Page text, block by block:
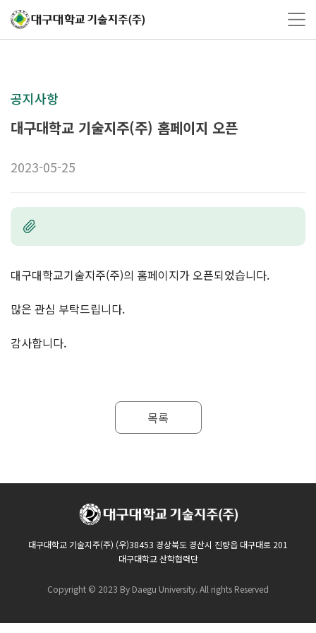
공지사항
대구대학교 기술지주(주) 홈페이지 오픈
2023-05-25
대구대학교기술지주(주)의 홈페이지가 오픈되었습니다.
많은 관심 부탁드립니다.
감사합니다.
목록
대구대학교 기술지주(주) (우)38453 경상북도 경산시 진량읍 대구대로 201
대구대학교 산학협력단
Copyright © 2023 By Daegu University. All rights Reserved